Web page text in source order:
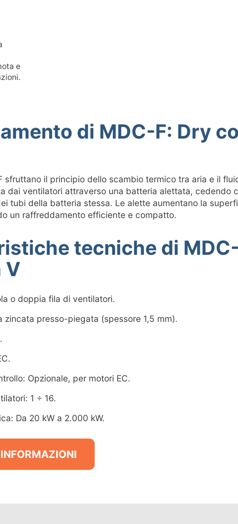
e
di MDC-F: Dry
sfruttano il principio dello scambio termico tra aria e il
dai ventilatori attraverso una batteria alettata, cedendo
tubi della batteria stessa. Le alette aumentano la
un raffreddamento efficiente e compatto.
tecniche di
V
o doppia fila di ventilatori.
zincata presso-piegata (spessore 1,5 mm).
Opzionale, per motori EC.
1 ÷ 16.
Da 20 kW a 2.000 kW.